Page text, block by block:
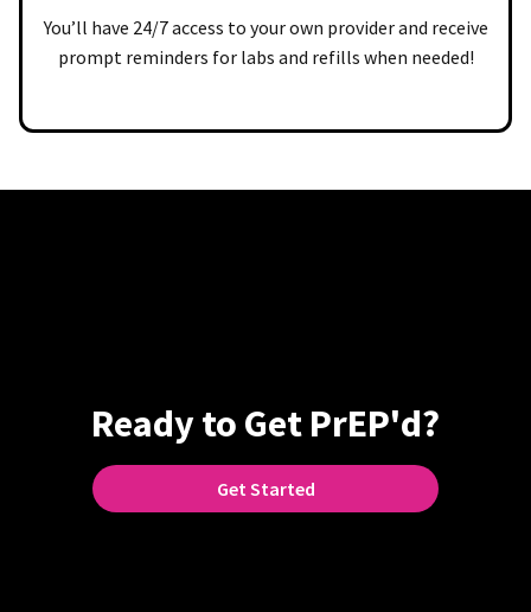
You’ll have 24/7 access to your own provider and receive
prompt reminders for labs and refills when needed!
Ready to Get PrEP'd?
Get Started